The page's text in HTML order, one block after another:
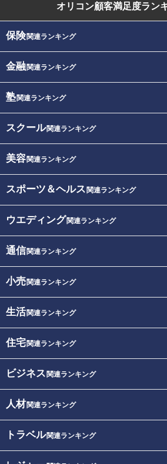
オリコン顧客満足度ラン
保険関連ランキング
金融関連ランキング
塾関連ランキング
スクール関連ランキング
美容関連ランキング
スポーツ＆ヘルス 関連ランキング
ウエディング関連ランキング
通信関連ランキング
小売関連ランキング
生活関連ランキング
住宅関連ランキング
ビジネス 関連ランキング
人材関連ランキング
トラベル関連ランキング